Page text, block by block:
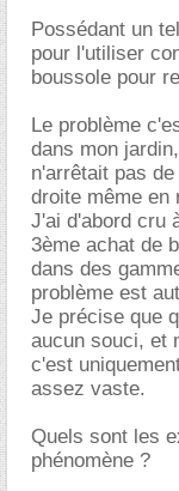
Possédant un
pour l'utiliser
boussole pour
Le problème
dans mon
n'arrêtait pas
droite même en
J'ai d'abord cru
3ème achat de
dans des
problème est
Je précise que
aucun souci, et
c'est
assez vaste.
Quels sont les
phénomène ?